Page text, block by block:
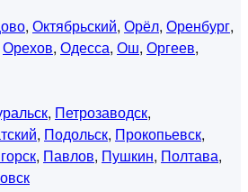
, Октябрьский, Орёл, Оренбург,
Орехов, Одесса, Ош, Оргеев,
, Петрозаводск,
, Подольск, Прокопьевск,
, Павлов, Пушкин, Полтава,